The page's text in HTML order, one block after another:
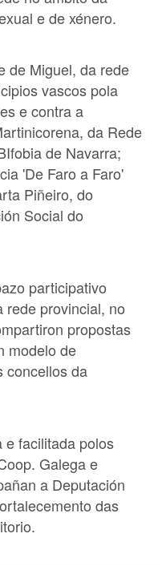
e de xénero.
de Miguel, da rede
vascos pola
e contra a
da Rede
de Navarra;
'De Faro a Faro'
Piñeiro, do
Social do
participativo
rede provincial, no
propostas
modelo de
concellos da
e facilitada polos
Galega e
a Deputación
das